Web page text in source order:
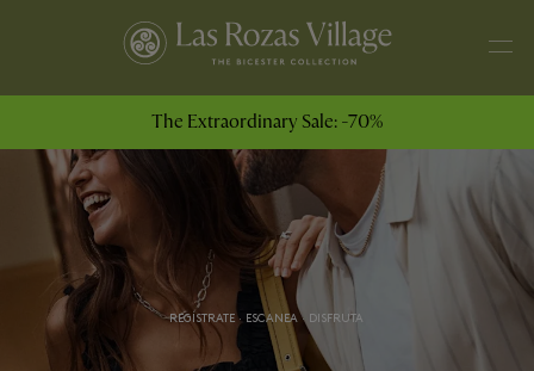
The Extraordinary Sale: -70%
REGÍSTRATE · ESCANEA · DISFRUTA